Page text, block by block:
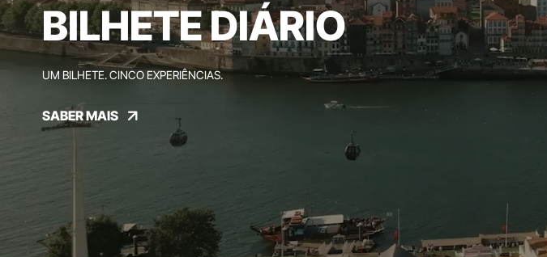
BILHETE DIÁRIO
UM BILHETE. CINCO EXPERIÊNCIAS.
SABER MAIS